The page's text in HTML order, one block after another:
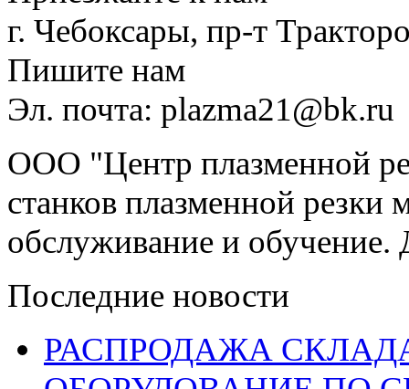
г. Чебоксары, пр-т
Пишите нам
Эл. почта: plazma21@bk.ru
ООО "Центр плазменной
станков плазменной резки
обслуживание и обучение.
Последние новости
РАСПРОДАЖА